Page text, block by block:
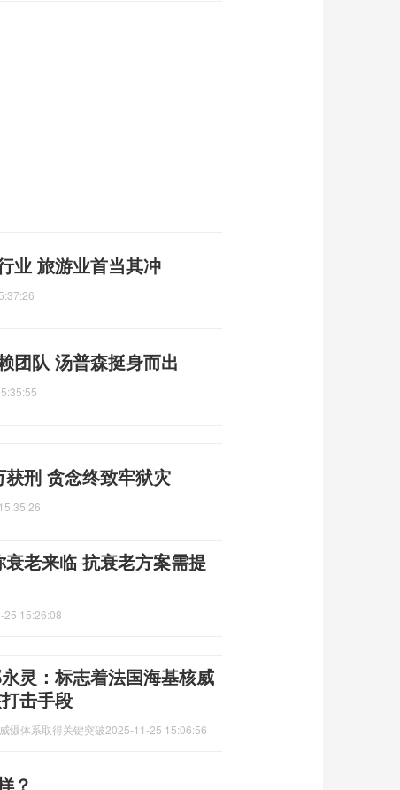
业 旅游业首当其冲
团队 汤普森挺身而出
刑 贪念终致牢狱灾
老来临 抗衰老方案需提
25 15:26:08
灵：标志着法国海基核威
击手段
慑体系取得关键突破2025-11-25 15:06:56
？